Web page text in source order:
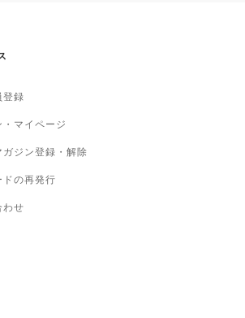
登録
・マイページ
ガジン登録・解除
ドの再発行
わせ